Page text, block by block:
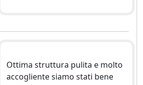
Ottima struttura pulita e molto
accogliente siamo stati bene